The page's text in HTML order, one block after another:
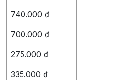
740.000 đ
700.000 đ
275.000 đ
335.000 đ